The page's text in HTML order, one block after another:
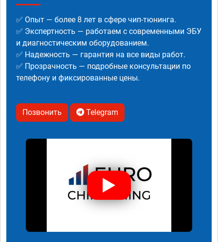
✅ Опыт — более 8 лет в сфере чип-тюнинга.
✅ Экспертность — работаем с современными ЭБУ
и диагностическим оборудованием.
✅ Надежность — гарантия на все виды работ.
✅ Прозрачность — подробные консультации по
телефону и фиксированные цены.
Позвонить Telegram